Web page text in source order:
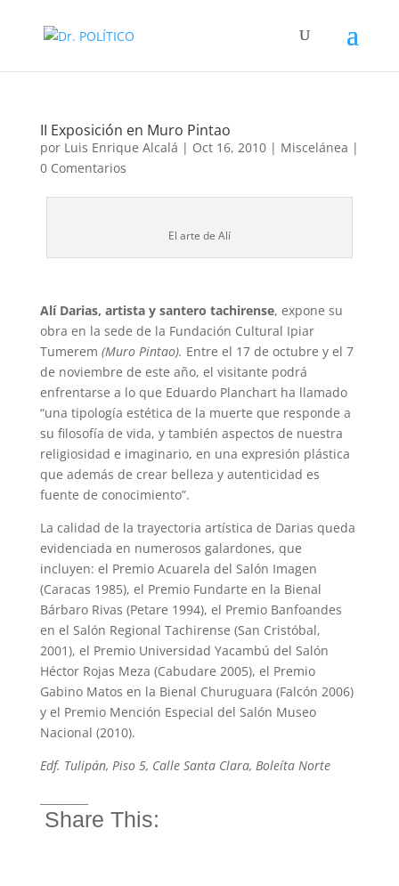
II Exposición en Muro Pintao
por Luis Enrique Alcalá | Oct 16, 2010| Miscelánea |
0 Comentarios
El arte de Alí
Alí Darias, artista y santero tachirense, expone su
obra en la sede de la Fundación Cultural Ipiar
Tumerem (Muro Pintao). Entre el 17 de octubre y el 7
de noviembre de este año, el visitante podrá
enfrentarse a lo que Eduardo Planchart ha llamado
“una tipología estética de la muerte que responde a
su filosofía de vida, y también aspectos de nuestra
religiosidad e imaginario, en una expresión plástica
que además de crear belleza y autenticidad es
fuente de conocimiento”.
La calidad de la trayectoria artística de Darias queda
evidenciada en numerosos galardones, que
incluyen: el Premio Acuarela del Salón Imagen
(Caracas 1985), el Premio Fundarte en la Bienal
Bárbaro Rivas (Petare 1994), el Premio Banfoandes
en el Salón Regional Tachirense (San Cristóbal,
2001), el Premio Universidad Yacambú del Salón
Héctor Rojas Meza (Cabudare 2005), el Premio
Gabino Matos en la Bienal Churuguara (Falcón 2006)
y el Premio Mención Especial del Salón Museo
Nacional (2010).
Edf. Tulipán, Piso 5, Calle Santa Clara, Boleíta Norte
Share This: